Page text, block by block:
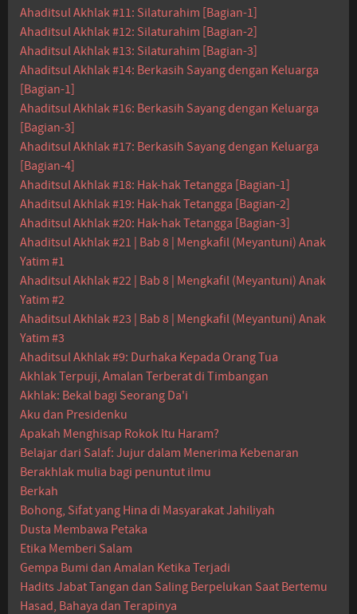
Ahaditsul Akhlak #11: Silaturahim [Bagian-1]
Ahaditsul Akhlak #12: Silaturahim [Bagian-2]
Ahaditsul Akhlak #13: Silaturahim [Bagian-3]
Ahaditsul Akhlak #14: Berkasih Sayang dengan Keluarga
[Bagian-1]
Ahaditsul Akhlak #16: Berkasih Sayang dengan Keluarga
[Bagian-3]
Ahaditsul Akhlak #17: Berkasih Sayang dengan Keluarga
[Bagian-4]
Ahaditsul Akhlak #18: Hak-hak Tetangga [Bagian-1]
Ahaditsul Akhlak #19: Hak-hak Tetangga [Bagian-2]
Ahaditsul Akhlak #20: Hak-hak Tetangga [Bagian-3]
Ahaditsul Akhlak #21 | Bab 8 | Mengkafil (Meyantuni) Anak
Yatim #1
Ahaditsul Akhlak #22 | Bab 8 | Mengkafil (Meyantuni) Anak
Yatim #2
Ahaditsul Akhlak #23 | Bab 8 | Mengkafil (Meyantuni) Anak
Yatim #3
Ahaditsul Akhlak #9: Durhaka Kepada Orang Tua
Akhlak Terpuji, Amalan Terberat di Timbangan
Akhlak: Bekal bagi Seorang Da'i
Aku dan Presidenku
Apakah Menghisap Rokok Itu Haram?
Belajar dari Salaf: Jujur dalam Menerima Kebenaran
Berakhlak mulia bagi penuntut ilmu
Berkah
Bohong, Sifat yang Hina di Masyarakat Jahiliyah
Dusta Membawa Petaka
Etika Memberi Salam
Gempa Bumi dan Amalan Ketika Terjadi
Hadits Jabat Tangan dan Saling Berpelukan Saat Bertemu
Hasad, Bahaya dan Terapinya